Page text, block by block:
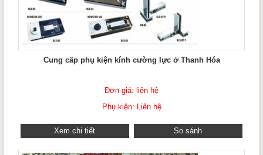
Cung cấp phụ kiện kính cường lực ở Thanh Hóa
Đơn giá: liên hệ
Phụ kiện: Liên hệ
Xem chi tiết So sánh